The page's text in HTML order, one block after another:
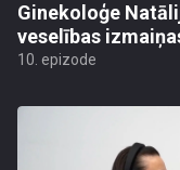
Ginekoloģe
veselības
10. epizode